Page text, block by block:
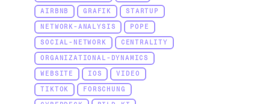
AIRBNB
GRAFIK
STARTUP
NETWORK-ANALYSIS
POPE
SOCIAL-NETWORK
CENTRALITY
ORGANIZATIONAL-DYNAMICS
WEBSITE
IOS
VIDEO
TIKTOK
FORSCHUNG